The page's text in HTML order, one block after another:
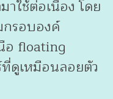
ใช้ต่อเนื่อง โดย
รอบองค์
อ floating
ดูเหมือนลอยตัว